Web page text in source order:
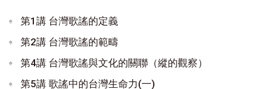
第1講 台灣歌謠的定義
第2講 台灣歌謠的範疇
第4講 台灣歌謠與文化的關聯（縱的觀察）
第5講 歌謠中的台灣生命力(一)